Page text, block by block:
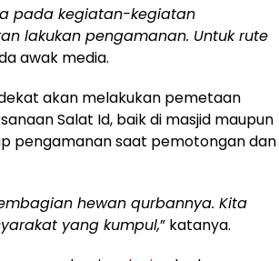
pada kegiatan-kegiatan
lakukan pengamanan. Untuk rute
awak media.
akan melakukan pemetaan
Salat Id, baik di masjid maupun
pengamanan saat pemotongan dan
hewan qurbannya. Kita
yang kumpul,” katanya.